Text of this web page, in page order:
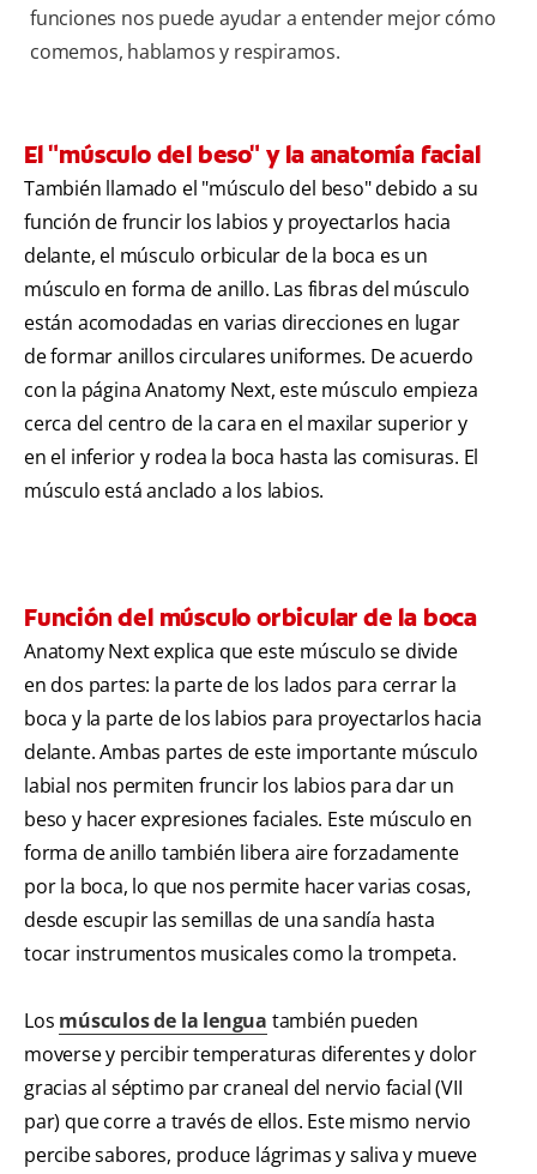
funciones nos puede ayudar a entender mejor cómo
comemos, hablamos y respiramos.
El "músculo del beso" y la anatomía facial
También llamado el "músculo del beso" debido a su
función de fruncir los labios y proyectarlos hacia
delante, el músculo orbicular de la boca es un
músculo en forma de anillo. Las fibras del músculo
están acomodadas en varias direcciones en lugar
de formar anillos circulares uniformes. De acuerdo
con la página Anatomy Next, este músculo empieza
cerca del centro de la cara en el maxilar superior y
en el inferior y rodea la boca hasta las comisuras. El
músculo está anclado a los labios.
Función del músculo orbicular de la boca
Anatomy Next explica que este músculo se divide
en dos partes: la parte de los lados para cerrar la
boca y la parte de los labios para proyectarlos hacia
delante. Ambas partes de este importante músculo
labial nos permiten fruncir los labios para dar un
beso y hacer expresiones faciales. Este músculo en
forma de anillo también libera aire forzadamente
por la boca, lo que nos permite hacer varias cosas,
desde escupir las semillas de una sandía hasta
tocar instrumentos musicales como la trompeta.
Los músculos de la lengua también pueden
moverse y percibir temperaturas diferentes y dolor
gracias al séptimo par craneal del nervio facial (VII
par) que corre a través de ellos. Este mismo nervio
percibe sabores, produce lágrimas y saliva y mueve